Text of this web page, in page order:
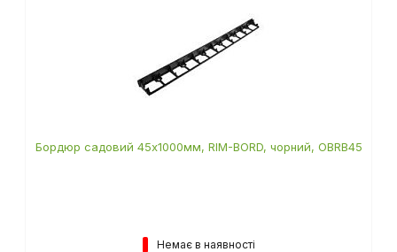
Бордюр садовий 45х1000мм, RIM-BORD, чорний, OBRB45
Немає в наявності